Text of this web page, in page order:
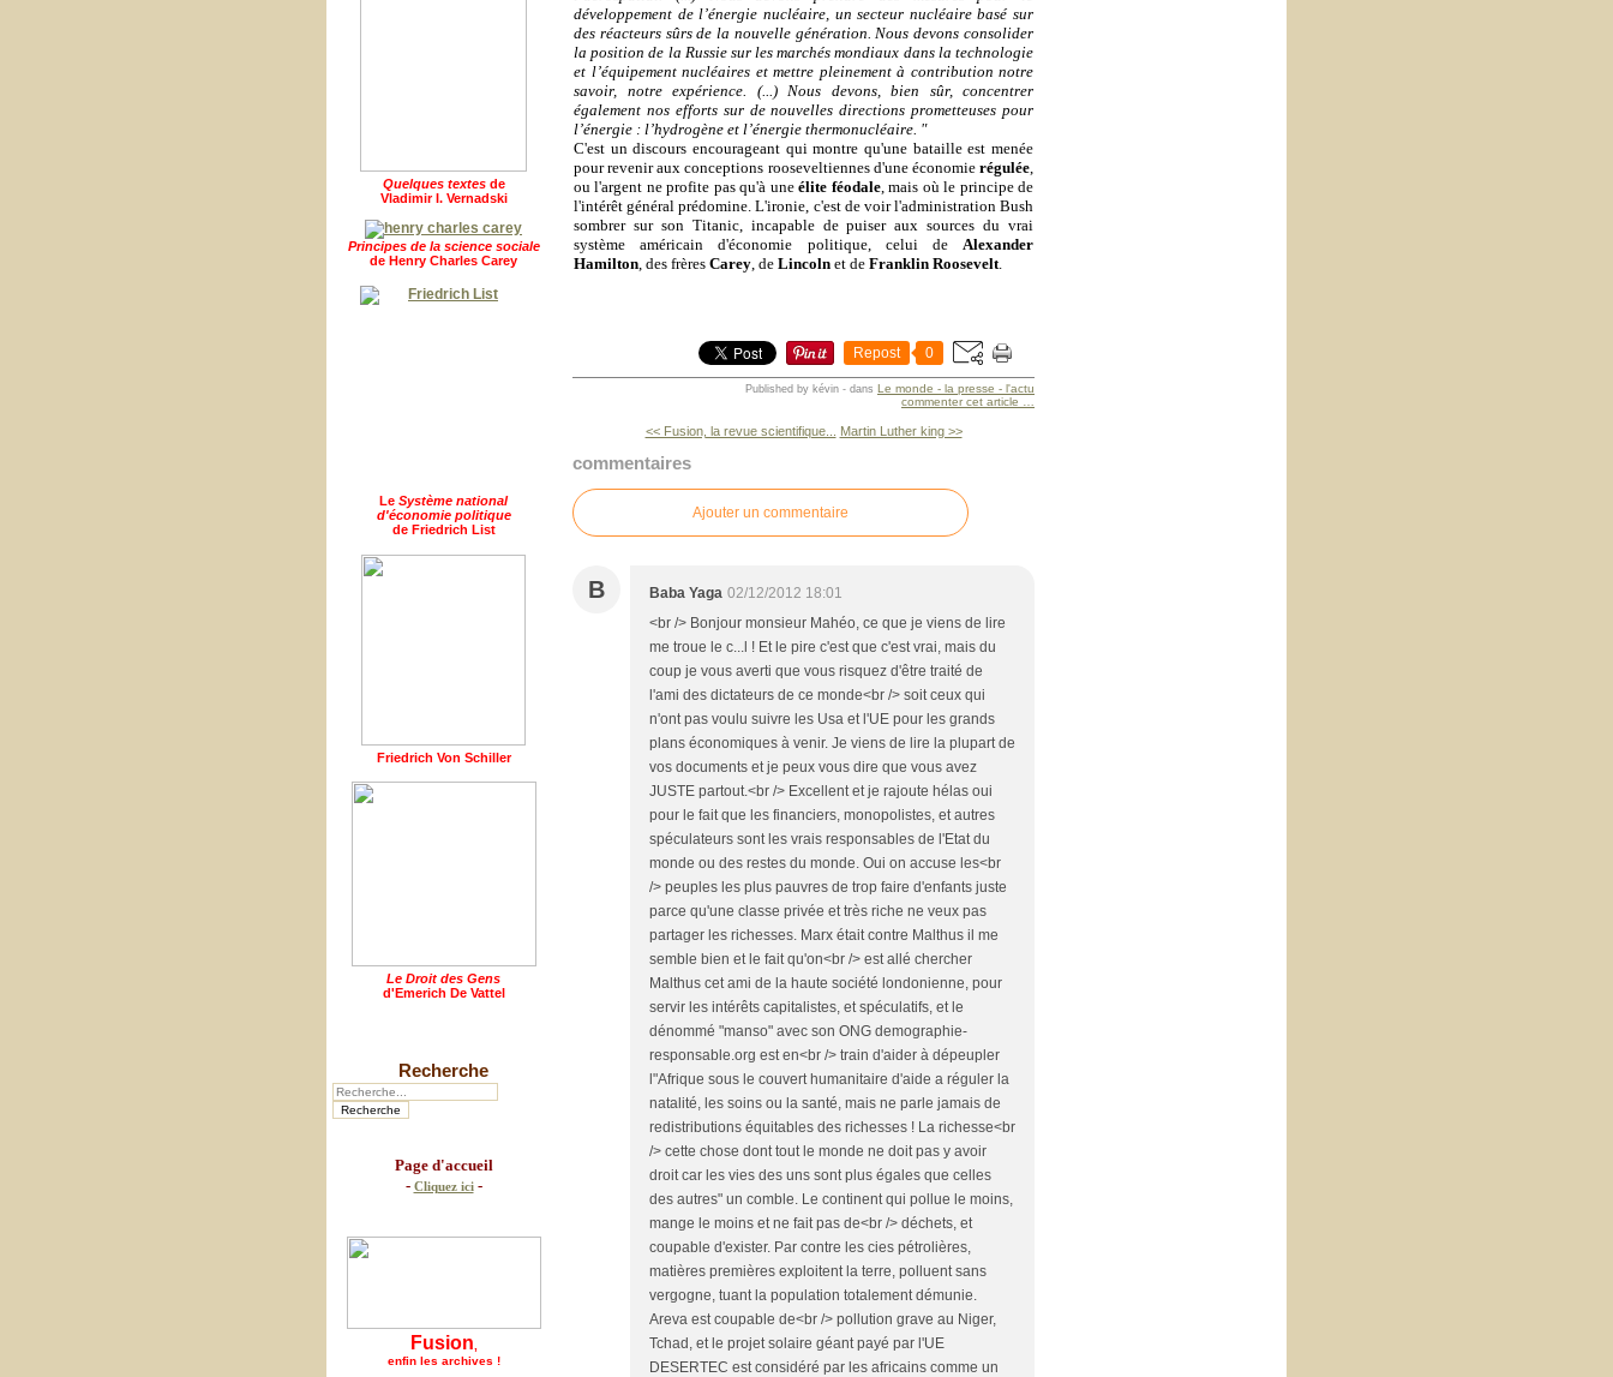
Quelques textes de
Vladimir I. Vernadski
Principes de la science sociale
de Henry Charles Carey
Le Système national
d'économie politique
de Friedrich List
Friedrich Von Schiller
Le Droit des Gens
d'Emerich De Vattel
Recherche
Page d'accueil
- Cliquez ici-
Fusion
enfin les archives !
développement de l’énergie nucléaire, un secteur nucléaire basé sur
des réacteurs sûrs de la nouvelle génération. Nous devons consolider
la position de la Russie sur les marchés mondiaux dans la technologie
et l’équipement nucléaires et mettre pleinement à contribution notre
savoir, notre expérience. (...) Nous devons, bien sûr, concentrer
également nos efforts sur de nouvelles directions prometteuses pour
l’énergie : l’hydrogène et l’énergie thermonucléaire. "
C'est un discours encourageant qui montre qu'une bataille est menée
pour revenir aux conceptions rooseveltiennes d'une économie régulée
ou l'argent ne profite pas qu'à uneélite féodale, mais où le principe de
l'intérêt général prédomine. L'ironie, c'est de voir l'administration Bush
sombrer sur son Titanic, incapable de puiser aux sources du vrai
système américain d'économie politique, celui de Alexander
Hamilton , des frères Carey , de Lincoln et de Franklin Roosevelt
Repost 0
Published by kévin - dans Le monde - la presse - l'actu
commenter cet article
<< Fusion, la revue scientifique... Martin Luther king >>
commentaires
Ajouter un commentaire
B Baba Yaga 02/12/2012 18:01
<br /> Bonjour monsieur Mahéo, ce que je viens de lire
me troue le c...l ! Et le pire c'est que c'est vrai, mais du
coup je vous averti que vous risquez d'être traité de
l'ami des dictateurs de ce monde<br /> soit ceux qui
n'ont pas voulu suivre les Usa et l'UE pour les grands
plans économiques à venir. Je viens de lire la plupart de
vos documents et je peux vous dire que vous avez
JUSTE partout.<br /> Excellent et je rajoute hélas oui
pour le fait que les financiers, monopolistes, et autres
spéculateurs sont les vrais responsables de l'Etat du
monde ou des restes du monde. Oui on accuse les<br
/> peuples les plus pauvres de trop faire d'enfants juste
parce qu'une classe privée et très riche ne veux pas
partager les richesses. Marx était contre Malthus il me
semble bien et le fait qu'on<br /> est allé chercher
Malthus cet ami de la haute société londonienne, pour
servir les intérêts capitalistes, et spéculatifs, et le
dénommé "manso" avec son ONG demographie-
responsable.org est en<br /> train d'aider à dépeupler
l"Afrique sous le couvert humanitaire d'aide a réguler la
natalité, les soins ou la santé, mais ne parle jamais de
redistributions équitables des richesses ! La richesse<br
/> cette chose dont tout le monde ne doit pas y avoir
droit car les vies des uns sont plus égales que celles
des autres" un comble. Le continent qui pollue le moins,
mange le moins et ne fait pas de<br /> déchets, et
coupable d'exister. Par contre les cies pétrolières,
matières premières exploitent la terre, polluent sans
vergogne, tuant la population totalement démunie.
Areva est coupable de<br /> pollution grave au Niger,
Tchad, et le projet solaire géant payé par l'UE
DESERTEC est considéré par les africains comme un